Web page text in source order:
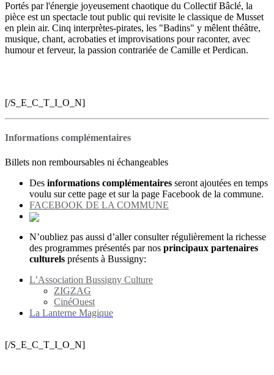
Portés par l'énergie joyeusement chaotique du Collectif Bâclé, la
pièce est un spectacle tout public qui revisite le classique de Musset
en plein air. Cinq interprètes-pirates, les "Badins" y mêlent théâtre,
musique, chant, acrobaties et improvisations pour raconter, avec
humour et ferveur, la passion contrariée de Camille et Perdican.
[/S_E_C_T_I_O_N]
Informations complémentaires
Billets non remboursables ni échangeables
Des informations complémentaires seront ajoutées en temps
voulu sur cette page et sur la page Facebook de la commune.
FACEBOOK DE LA COMMUNE
N’oubliez pas aussi d’aller consulter régulièrement la richesse
des programmes présentés par nos principaux partenaires
culturels présents à Bussigny:
L’Association Bussigny Culture
ZIGZAG
CinéOuest
La Lanterne Magique
[/S_E_C_T_I_O_N]